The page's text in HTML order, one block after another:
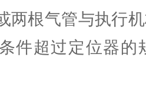
两根气管与执行
件超过定位器的